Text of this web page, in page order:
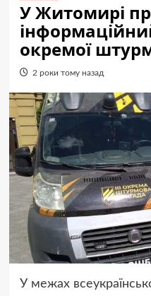
У Житомирі
окремої
2 роки тому назад
У межах